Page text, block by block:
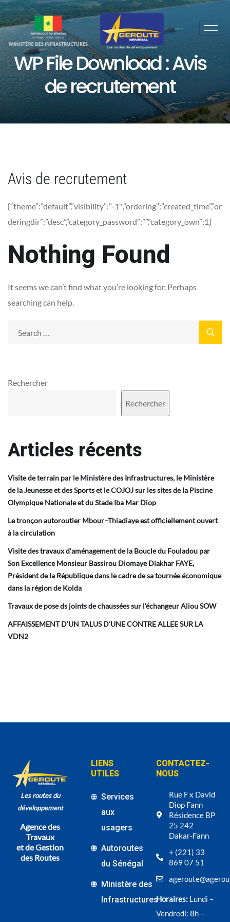
WP File Download :Avis
de recrutement
Avis de recrutement
{“theme”:”default”,”visibility”:”-1″,”ordering”:”created_time”,”or
deringdir”:”desc”,”category_password”:””,”category_own”:1}
Nothing Found
It seems we can’t find what you’re looking for. Perhaps
searching can help.
Rechercher
Rechercher
Articles récents
Visite de terrain par le Ministère des Infrastructures, le Ministère
de la Jeunesse et des Sports et le COJOJ sur les sites de la Piscine
Olympique Nationale et du Stade Iba Mar Diop
Le tronçon autoroutier Mbour–Thiadiaye est officiellement ouvert
à la circulation
Visite des travaux d’aménagement de la Boucle du Fouladou par
Son Excellence Monsieur Bassirou Diomaye Diakhar FAYE,
Président de la République dans le cadre de sa tournée économique
dans la région de Kolda
Travaux de pose ds joints de chaussées sur l’échangeur Aliou SOW
AFFAISSEMENT D’UN TALUS D’UNE CONTRE ALLEE SUR LA
VDN2
Les routes du
développement
Agence des
Travaux
et de Gestion
des Routes
LIENS
UTILES
Services
aux
usagers
Autoroutes
du Sénégal
Ministère des
Infrastructures
CONTACTEZ-
NOUS
Rue F x David
Diop Fann
Résidence BP
25 242
Dakar-Fann
+ (221) 33
869 07 51
Horaires:Lundi –
Vendredi: 8h –